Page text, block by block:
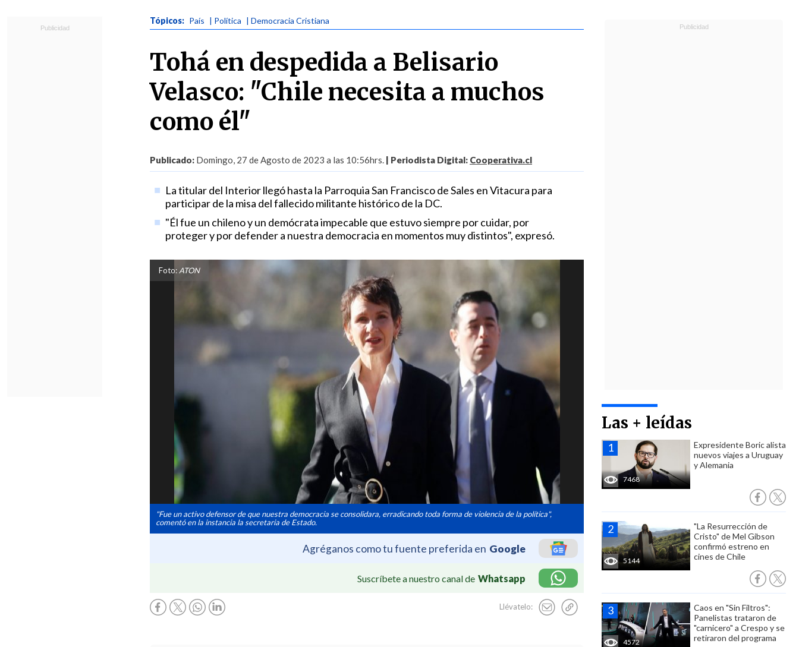
Tópicos: País | Política | Democracia Cristiana
Tohá en despedida a Belisario
Velasco: "Chile necesita a muchos
como él"
Publicado: Domingo, 27 de Agosto de 2023 a las 10:56hrs. | Periodista Digital: Cooperativa.cl
La titular del Interior llegó hasta la Parroquia San Francisco de Sales en Vitacura para
participar de la misa del fallecido militante histórico de la DC.
"Él fue un chileno y un demócrata impecable que estuvo siempre por cuidar, por
proteger y por defender a nuestra democracia en momentos muy distintos", expresó.
Foto: ATON
"Fue un activo defensor de que nuestra democracia se consolidara, erradicando toda forma de violencia de la política",
comentó en la instancia la secretaria de Estado.
Agréganos como tu fuente preferida en Google
Suscríbete a nuestro canal de Whatsapp
Llévatelo:
Las + leídas
7468
Expresidente Boric alista
nuevos viajes a Uruguay
y Alemania
5144
"La Resurrección de
Cristo" de Mel Gibson
confirmó estreno en
cines de Chile
4572
Caos en "Sin Filtros":
Panelistas trataron de
"carnicero" a Crespo y se
retiraron del programa